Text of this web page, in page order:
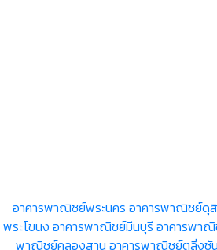
อาคารพาณิชย์พระนคร อาคารพาณิชย์ดุ
พระโขนง อาคารพาณิชย์มีนบุรี อาคารพาณิ
พาณิชย์คลองสาน อาคารพาณิชย์ตลิ่งชัน